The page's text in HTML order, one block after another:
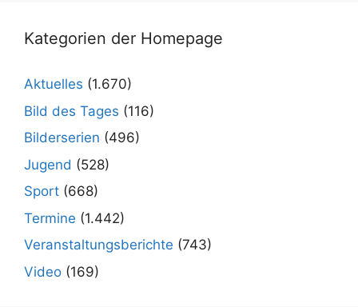
Kategorien der Homepage
Aktuelles (1.670)
Bild des Tages (116)
Bilderserien (496)
Jugend (528)
Sport (668)
Termine (1.442)
Veranstaltungsberichte (743)
Video (169)